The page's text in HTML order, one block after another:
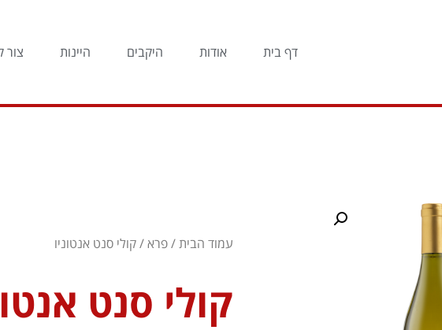
דף בית אודות היקבים היינות צור
עמוד הבית/פרא/ קולי סנט אנטוניו
קולי סנט